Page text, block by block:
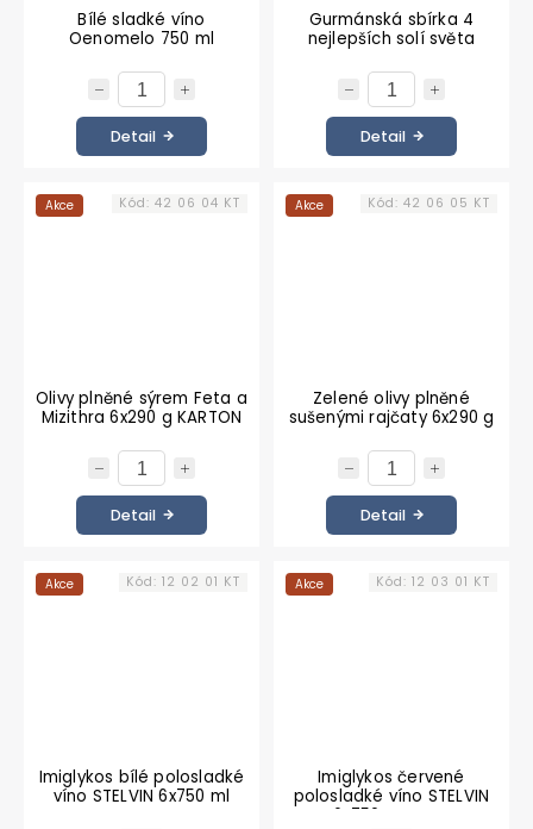
Bílé sladké víno
Oenomelo 750 ml
Detail
Gurmánská sbírka 4
nejlepších solí světa
Detail
Akce
Olivy plněné sýrem Feta a
Mizithra 6x290 g KARTON
Detail
Kód: 42 06 04 KT Akce
Zelené olivy plněné
sušenými rajčaty 6x290 g
Detail
Kód: 42 06 05 KT
Akce
Imiglykos bílé polosladké
víno STELVIN 6x750 ml
Kód: 12 02 01 KT Akce
Imiglykos červené
polosladké víno STELVIN
6x750 KARTON
Kód: 12 03 01 KT